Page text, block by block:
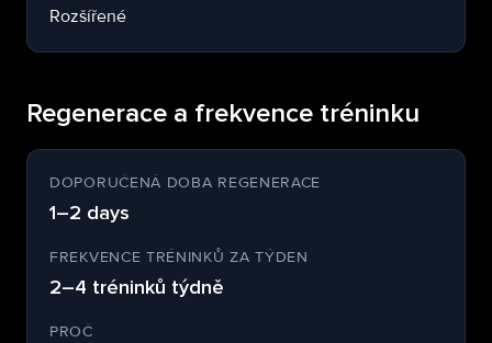
Rozšířené
Regenerace a frekvence tréninku
DOPORUČENÁ DOBA REGENERACE
1–2 days
FREKVENCE TRÉNINKŮ ZA TÝDEN
2–4 tréninků týdně
PROČ